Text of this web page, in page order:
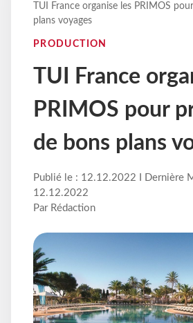
TUI France organise les PRIMOS
plans voyages
PRODUCTION
TUI France
PRIMOS pour
de bons plans
Publié le : 12.12.2022 I Dernière
12.12.2022
Par Rédaction